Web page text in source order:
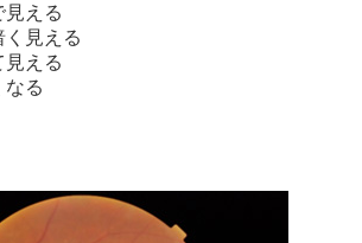
見える
く見える
見える
なる